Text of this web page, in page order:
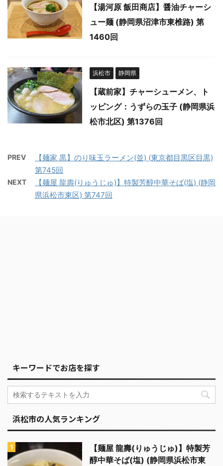
【湯河原 飯田商店】醤油チャーシ
ュー麺 (静岡県沼津市東椎路) 第
1460回
浜松市 静岡県
【蔵前家】チャーシューメン、ト
ッピング：うずらの玉子 (静岡県浜
松市北区) 第1376回
PREV
【麺家 黒】のり味玉ラーメン(並) (東京都目黒区目黒)
第745回
NEXT
【麺屋 龍壽(りゅうじゅ)】特製芳醇中華そば(塩) (静岡
県浜松市東区) 第747回
キーワードでお店を探す
浜松市の人気ランキング
【麺屋 龍壽(りゅうじゅ)】特製芳
醇中華そば(塩) (静岡県浜松市東